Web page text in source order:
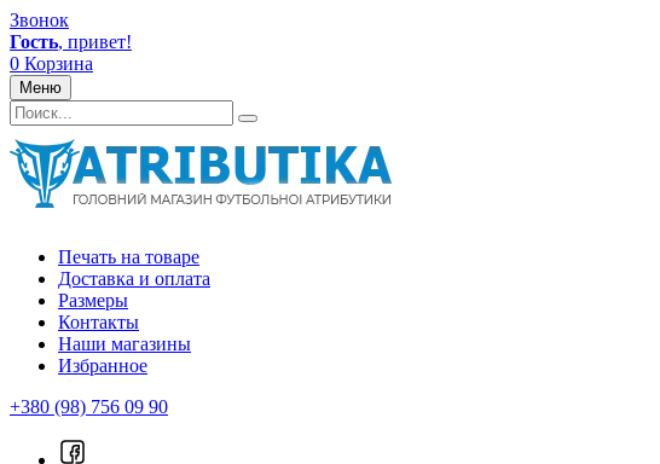
Звонок
Гость, привет!
0 Корзина
Меню
Печать на товаре
Доставка и оплата
Размеры
Контакты
Наши магазины
Избранное
+380 (98) 756 09 90